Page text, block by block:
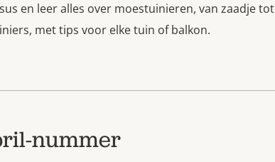
en leer alles over moestuinieren, van zaadje tot
met tips voor elke tuin of balkon.
nummer